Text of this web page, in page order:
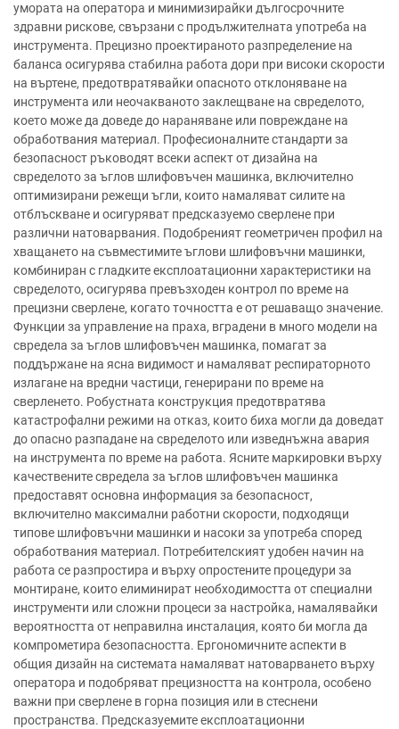
умората на оператора и минимизирайки дългосрочните
здравни рискове, свързани с продължителната употреба на
инструмента. Прецизно проектираното разпределение на
баланса осигурява стабилна работа дори при високи скорости
на въртене, предотвратявайки опасното отклоняване на
инструмента или неочакваното заклещване на свределото,
което може да доведе до нараняване или повреждане на
обработвания материал. Професионалните стандарти за
безопасност ръководят всеки аспект от дизайна на
свределото за ъглов шлифовъчен машинка, включително
оптимизирани режещи ъгли, които намаляват силите на
отблъскване и осигуряват предсказуемо сверлене при
различни натоварвания. Подобреният геометричен профил на
хващането на съвместимите ъглови шлифовъчни машинки,
комбиниран с гладките експлоатационни характеристики на
свределото, осигурява превъзходен контрол по време на
прецизни сверлене, когато точността е от решаващо значение.
Функции за управление на праха, вградени в много модели на
свредела за ъглов шлифовъчен машинка, помагат за
поддържане на ясна видимост и намаляват респираторното
излагане на вредни частици, генерирани по време на
сверленето. Робустната конструкция предотвратява
катастрофални режими на отказ, които биха могли да доведат
до опасно разпадане на свределото или изведнъжна авария
на инструмента по време на работа. Ясните маркировки върху
качествените свредела за ъглов шлифовъчен машинка
предоставят основна информация за безопасност,
включително максимални работни скорости, подходящи
типове шлифовъчни машинки и насоки за употреба според
обработвания материал. Потребителският удобен начин на
работа се разпростира и върху опростените процедури за
монтиране, които елиминират необходимостта от специални
инструменти или сложни процеси за настройка, намалявайки
вероятността от неправилна инсталация, която би могла да
компрометира безопасността. Ергономичните аспекти в
общия дизайн на системата намаляват натоварването върху
оператора и подобряват прецизността на контрола, особено
важни при сверлене в горна позиция или в стеснени
пространства. Предсказуемите експлоатационни